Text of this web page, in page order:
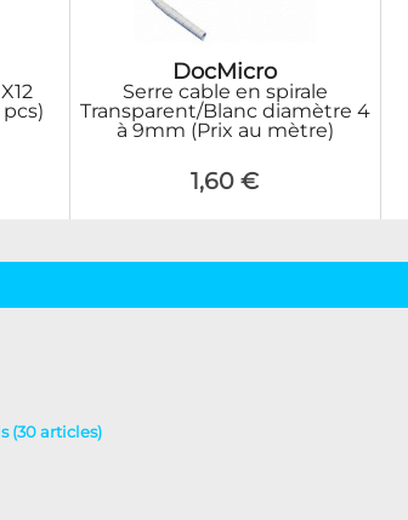
DocMicro
Serre cable en spirale
Transparent/Blanc diamètre 4
à 9mm (Prix au mètre)
1,60 €
(30 articles)